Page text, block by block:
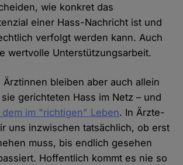
wie konkret das
einer Hass-Nachricht ist und
verfolgt werden kann. Auch
wertvolle Unterstützungsarbeit.
bleiben aber auch allein
gerichteten Hass im Netz – und
im "richtigen" Leben. In Ärzte-
uns inzwischen tatsächlich, ob erst
muss, bis endlich gesehen
Hoffentlich kommt es nie so